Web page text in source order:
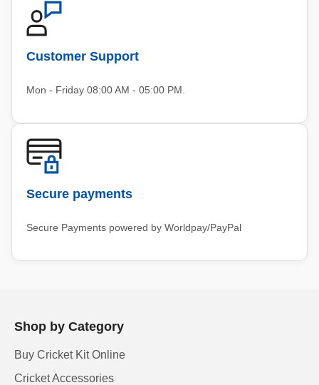
Customer Support
Mon - Friday 08:00 AM - 05:00 PM.
Secure payments
Secure Payments powered by Worldpay/PayPal
Shop by Category
Buy Cricket Kit Online
Cricket Accessories